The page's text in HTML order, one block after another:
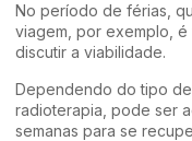
No período de férias,
viagem, por exemplo, é
discutir a viabilidade.
Dependendo do tipo
radioterapia, pode ser
semanas para se